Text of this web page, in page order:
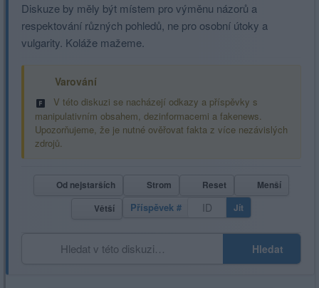
Diskuze by měly být místem pro výměnu názorů a
respektování různých pohledů, ne pro osobní útoky a
vulgarity. Koláže mažeme.
Varování
V této diskuzi se nacházejí odkazy a příspěvky s
manipulativním obsahem, dezinformacemi a fakenews.
Upozorňujeme, že je nutné ověřovat fakta z více nezávislých
zdrojů.
Od nejstarších Strom Reset
Menší
Větší
Příspěvek # Jít
Hledat